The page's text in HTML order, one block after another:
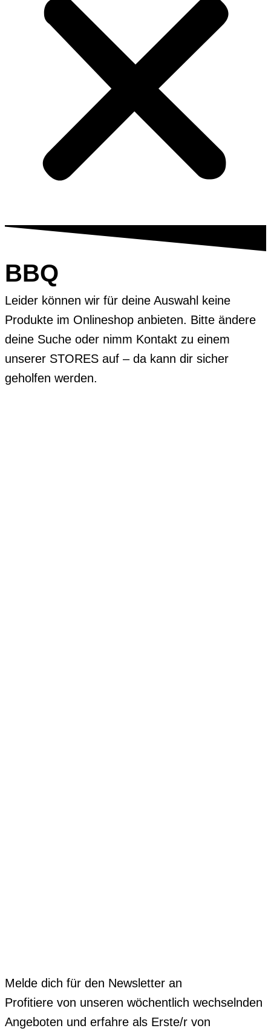
BBQ
Leider können wir für deine Auswahl keine
Produkte im Onlineshop anbieten. Bitte ändere
deine Suche oder nimm Kontakt zu einem
unserer STORES auf – da kann dir sicher
geholfen werden.
Melde dich für den Newsletter an
Profitiere von unseren wöchentlich wechselnden
Angeboten und erfahre als Erste/r von